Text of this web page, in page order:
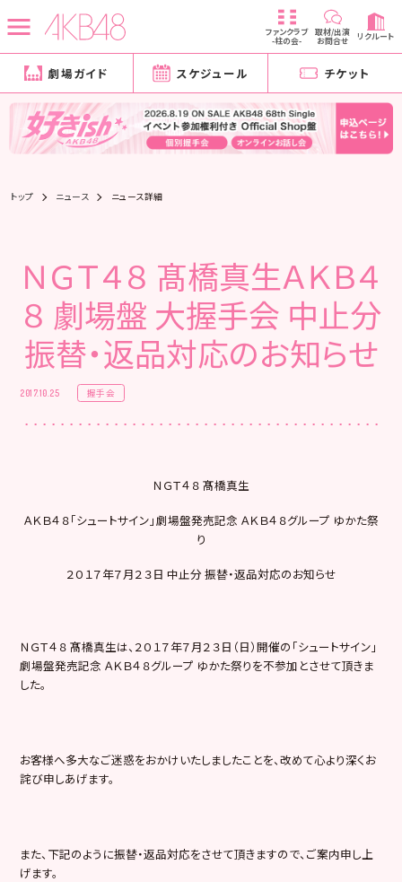
ファンクラブ
-柱の会-
取材/出演
お問合せ リクルート
劇場ガイド スケジュール チケット
トップ ニュース ニュース詳細
ＮＧＴ４８ 髙橋真生ＡＫＢ４
８ 劇場盤 大握手会 中止分
振替・返品対応のお知らせ
2017.10.25 握手会
ＮＧＴ４８ 髙橋真生
ＡＫＢ４８「シュートサイン」劇場盤発売記念 ＡＫＢ４８グループ ゆかた祭
り
２０１７年７月２３日 中止分 振替・返品対応のお知らせ
ＮＧＴ４８ 髙橋真生は、２０１７年７月２３日（日）開催の「シュートサイン」
劇場盤発売記念 ＡＫＢ４８グループ ゆかた祭りを不参加とさせて頂きま
した。
お客様へ多大なご迷惑をおかけいたしましたことを、改めて心より深くお
詫び申しあげます。
また、下記のように振替・返品対応をさせて頂きますので、ご案内申し上
げます。